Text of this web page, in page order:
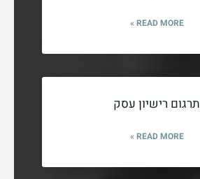
READ MORE »
תרגום רישיון עסק
READ MORE »